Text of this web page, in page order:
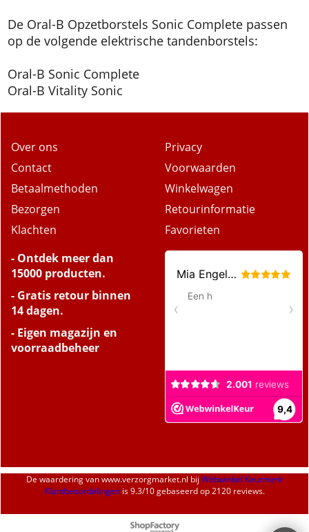
De Oral-B Opzetborstels Sonic Complete passen
op de volgende elektrische tandenborstels:
Oral-B Sonic Complete
Oral-B Vitality Sonic
Over ons
Contact
Betaalmethoden
Bezorgen
Klachten
Privacy
Voorwaarden
Winkelwagen
Retourinformatie
Favorieten
- Ontdek meer dan
15000 producten.
- Gratis retour binnen
14 dagen.
- Eigen magazijn en
voorraadbeheer
De waardering vanwww.verzorgmarket.nl bij Webwinkel Keurmerk
Klantbeoordelingenis9.3/10gebaseerd op 2120 reviews.
Webwinkel gemaakt met